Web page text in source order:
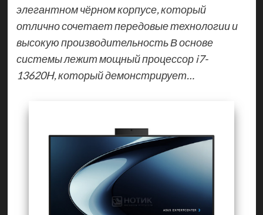
элегантном чёрном корпусе, который
отлично сочетает передовые технологии и
высокую производительность В основе
системы лежит мощный процессор i7-
13620H, который демонстрирует…